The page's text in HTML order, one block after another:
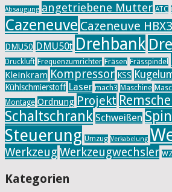
Absaugung angetriebene Mutter ATC
Cazeneuve Cazeneuve
DMU50 DMU50t Drehbank
Druckluft Frequenzumrichter Fräsen Frässpindel
Kleinkram Kompressor KSS
Kühlschmierstoff Laser mach3 Maschine
Montage Ordnung Projekt
Schaltschrank Schweißen
Steuerung Umzug Verkabelung
Werkzeug Werkzeugwechsler
Kategorien